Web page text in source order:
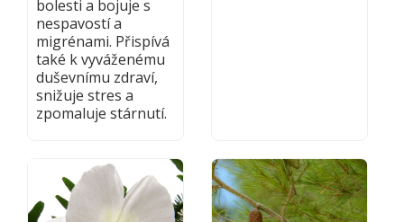
bolesti a bojuje s
nespavostí a
migrénami. Přispívá
také k vyváženému
duševnímu zdraví,
snižuje stres a
zpomaluje stárnutí.